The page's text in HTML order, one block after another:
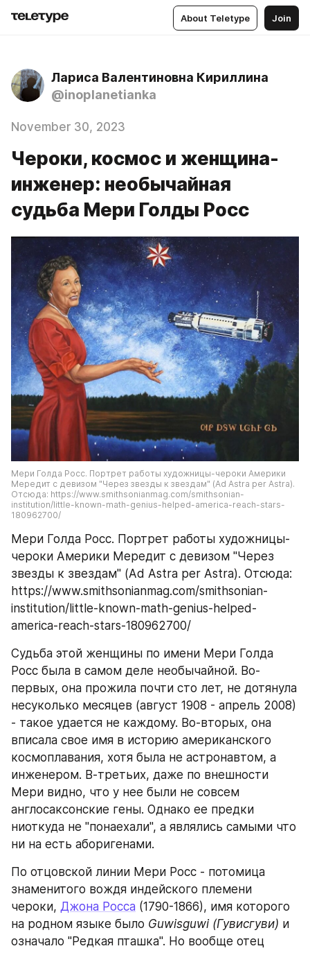
About Teletype Join
Лариса Валентиновна Кириллина
@inoplanetianka
November 30, 2023
Чероки, космос и женщина-
инженер: необычайная
судьба Мери Голды Росс
Мери Голда Росс. Портрет работы художницы-чероки Америки
Мередит с девизом "Через звезды к звездам" (Ad Astra per Astra).
Отсюда: https://www.smithsonianmag.com/smithsonian-
institution/little-known-math-genius-helped-america-reach-stars-
180962700/
Мери Голда Росс. Портрет работы художницы-
чероки Америки Мередит с девизом "Через
звезды к звездам" (Ad Astra per Astra). Отсюда:
https://www.smithsonianmag.com/smithsonian-
institution/little-known-math-genius-helped-
america-reach-stars-180962700/
Судьба этой женщины по имени Мери Голда
Росс была в самом деле необычайной. Во-
первых, она прожила почти сто лет, не дотянула
несуколько месяцев (август 1908 - апрель 2008)
- такое удается не каждому. Во-вторых, она
вписала свое имя в историю американского
космоплавания, хотя была не астронавтом, а
инженером. В-третьих, даже по внешности
Мери видно, что у нее были не совсем
англосаксонские гены. Однако ее предки
ниоткуда не "понаехали", а являлись самыми что
ни на есть аборигенами.
По отцовской линии Мери Росс - потомица
знаменитого вождя индейского племени
чероки, Джона Росса (1790-1866), имя которого
на родном языке было Guwisguwi (Гувисгуви) и
означало "Редкая пташка". Но вообще отец